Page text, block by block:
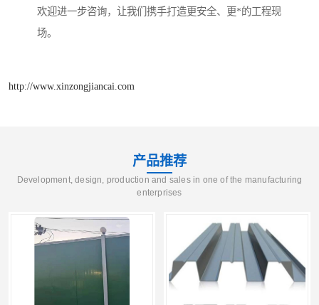
欢迎进一步咨询，让我们携手打造更安全、更*的工程现
场。
http://www.xinzongjiancai.com
产品推荐
Development, design, production and sales in one of the manufacturing
enterprises